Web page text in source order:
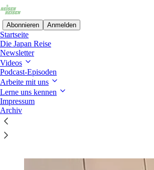
Abonnieren Anmelden
Startseite
Die Japan Reise
Newsletter
Videos
Podcast-Episoden
Arbeite mit uns
Lerne uns kennen
Impressum
Archiv
🌍 Geschichten die bewegen…